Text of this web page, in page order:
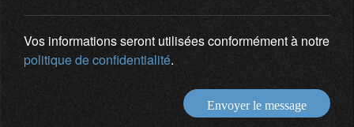
Vos informations seront utilisées conformément à notre
politique de confidentialité.
Envoyer le message